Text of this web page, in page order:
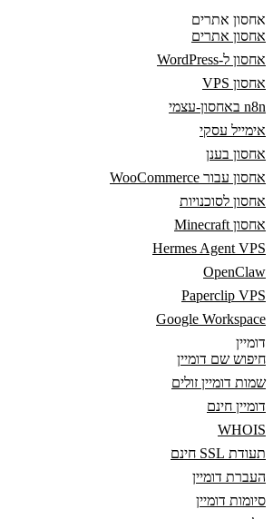
אחסון אתרים
אחסון אתרים
אחסון ל-WordPress
אחסון VPS
n8n באחסון-עצמי
אימייל עסקי
אחסון בענן
אחסון עבור WooCommerce
אחסון לסוכנויות
אחסון Minecraft
Hermes Agent VPS
OpenClaw
Paperclip VPS
Google Workspace
דומיין
חיפוש שם דומיין
שמות דומיין זולים
דומיין חינם
WHOIS
תעודת SSL חינם
העברת דומיין
סיומות דומיין